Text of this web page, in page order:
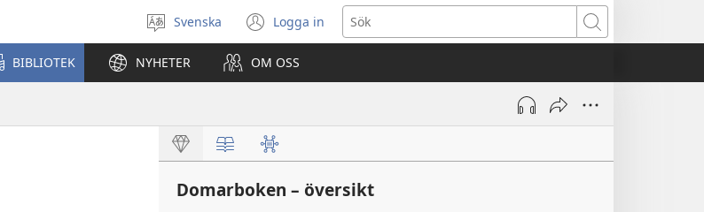
Välj
språk
Svenska Logga in
(öppnar
nytt
fönster)
Sök
BIBLIOTEK NYHETER OM OSS
Domarboken – översikt